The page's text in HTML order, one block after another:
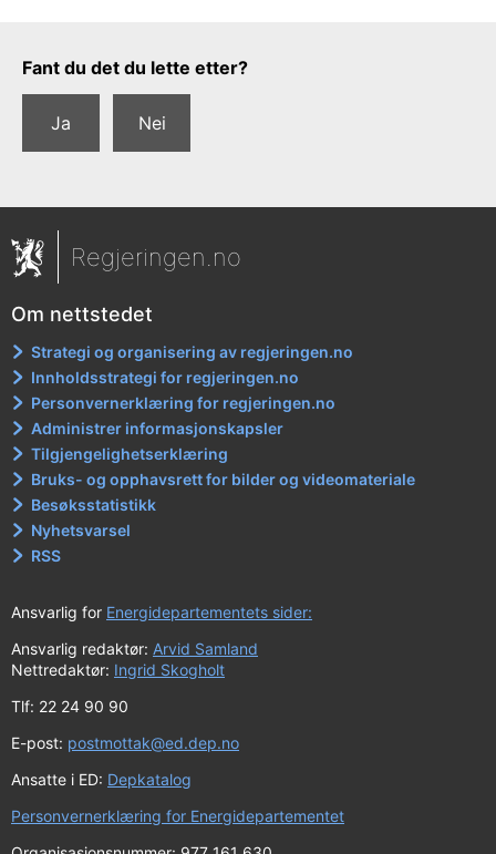
Tilbakemeldingsskjema
Fant du det du lette etter?
Ja Nei
Regjeringen.no
Om nettstedet
Strategi og organisering av regjeringen.no
Innholdsstrategi for regjeringen.no
Personvernerklæring for regjeringen.no
Administrer informasjonskapsler
Tilgjengelighetserklæring
Bruks- og opphavsrett for bilder og videomateriale
Besøksstatistikk
Nyhetsvarsel
RSS
Ansvarlig for Energidepartementets sider:
Ansvarlig redaktør: Arvid Samland
Nettredaktør: Ingrid Skogholt
Tlf: 22 24 90 90
E-post: postmottak@ed.dep.no
Ansatte i ED: Depkatalog
Personvernerklæring for Energidepartementet